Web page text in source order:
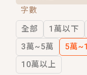
穿越｜
字數
全部
1萬以下
3萬~5萬
5萬
10萬以上